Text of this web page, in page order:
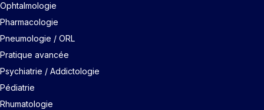
Ophtalmologie
Pharmacologie
Pneumologie / ORL
Pratique avancée
Psychiatrie / Addictologie
Pédiatrie
Rhumatologie